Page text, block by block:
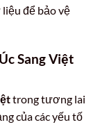
liệu để bảo vệ
Sang Việt
trong tương lai
của các yếu tố